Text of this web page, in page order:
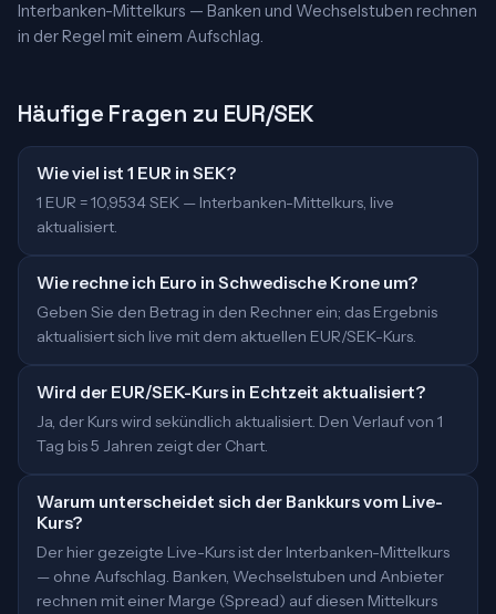
Interbanken-Mittelkurs — Banken und Wechselstuben rechnen
in der Regel mit einem Aufschlag.
Häufige Fragen zu EUR/SEK
Wie viel ist 1 EUR in SEK?
1 EUR = 10,9534 SEK — Interbanken-Mittelkurs, live
aktualisiert.
Wie rechne ich Euro in Schwedische Krone um?
Geben Sie den Betrag in den Rechner ein; das Ergebnis
aktualisiert sich live mit dem aktuellen EUR/SEK-Kurs.
Wird der EUR/SEK-Kurs in Echtzeit aktualisiert?
Ja, der Kurs wird sekündlich aktualisiert. Den Verlauf von 1
Tag bis 5 Jahren zeigt der Chart.
Warum unterscheidet sich der Bankkurs vom Live-
Kurs?
Der hier gezeigte Live-Kurs ist der Interbanken-Mittelkurs
— ohne Aufschlag. Banken, Wechselstuben und Anbieter
rechnen mit einer Marge (Spread) auf diesen Mittelkurs